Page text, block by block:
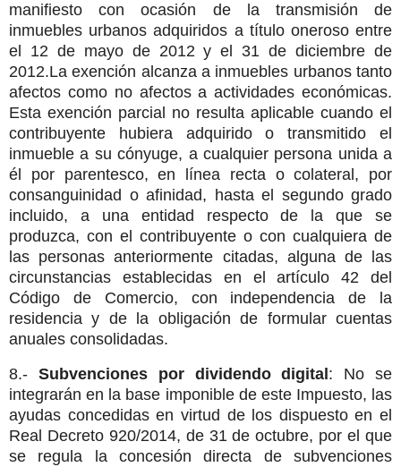
manifiesto con ocasión de la transmisión de
inmuebles urbanos adquiridos a título oneroso entre
el 12 de mayo de 2012 y el 31 de diciembre de
2012.La exención alcanza a inmuebles urbanos tanto
afectos como no afectos a actividades económicas.
Esta exención parcial no resulta aplicable cuando el
contribuyente hubiera adquirido o transmitido el
inmueble a su cónyuge, a cualquier persona unida a
él por parentesco, en línea recta o colateral, por
consanguinidad o afinidad, hasta el segundo grado
incluido, a una entidad respecto de la que se
produzca, con el contribuyente o con cualquiera de
las personas anteriormente citadas, alguna de las
circunstancias establecidas en el artículo 42 del
Código de Comercio, con independencia de la
residencia y de la obligación de formular cuentas
anuales consolidadas.
8.- Subvenciones por dividendo digital : No se
integrarán en la base imponible de este Impuesto, las
ayudas concedidas en virtud de los dispuesto en el
Real Decreto 920/2014, de 31 de octubre, por el que
se regula la concesión directa de subvenciones